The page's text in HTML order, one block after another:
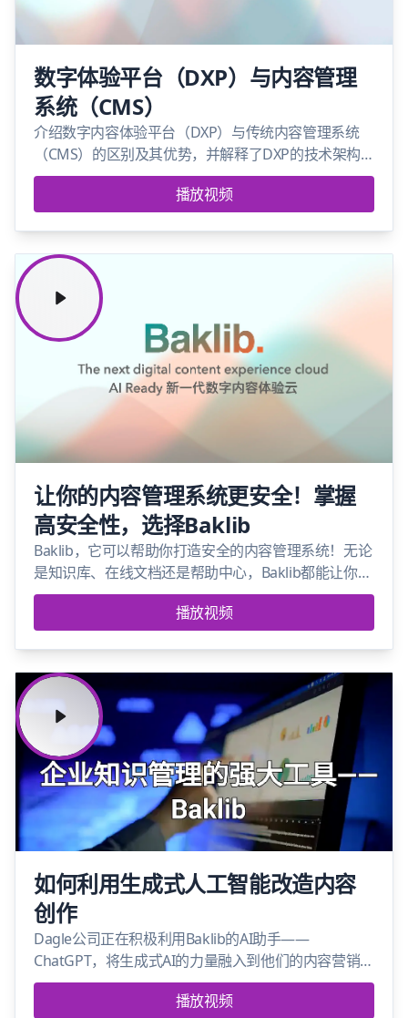
数字体验平台（DXP）与内容管理
系统（CMS）
介绍数字内容体验平台（DXP）与传统内容管理系统
（CMS）的区别及其优势，并解释了DXP的技术架构
和应用场景。
播放视频
让你的内容管理系统更安全！掌握
高安全性，选择Baklib
Baklib，它可以帮助你打造安全的内容管理系统！无论
是知识库、在线文档还是帮助中心，Baklib都能让你的
内容管理更上一层楼。
播放视频
如何利用生成式人工智能改造内容
创作
Dagle公司正在积极利用Baklib的AI助手——
ChatGPT，将生成式AI的力量融入到他们的内容营销
中！通过Baklib，他们不仅能提升效率，还能为用户提
播放视频